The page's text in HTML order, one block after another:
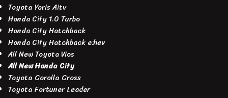
Toyota Yaris Aitv
Honda City 1.0 Turbo
Honda City Hatchback
Honda City Hatchback e:hev
All New Toyota Vios
All New Honda City
Toyota Corolla Cross
Toyota Fortuner Leader